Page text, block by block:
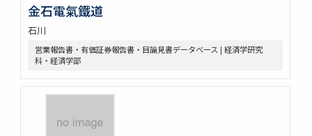
金石電氣鐵道
石川
営業報告書・有価証券報告書・目論見書データベース | 経済学研究
科・経済学部